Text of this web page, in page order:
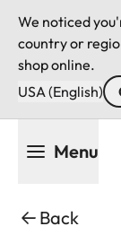
We noticed
country or
shop online.
USA (English)
Menu
Back